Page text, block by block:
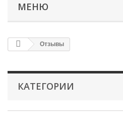
МЕНЮ
Отзывы
КАТЕГОРИИ